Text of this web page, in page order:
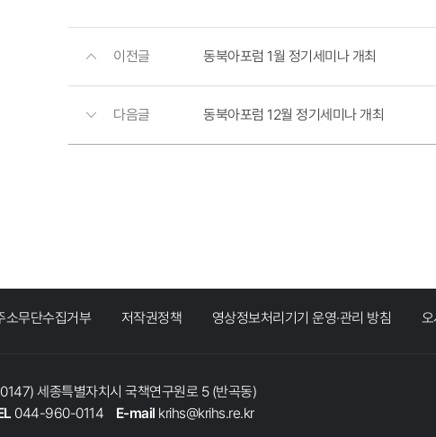
이전글 동북아포럼 1월 정기세미나 개최
다음글 동북아포럼 12월 정기세미나 개최
소무단수집거부 저작권정책 영상정보처리기기 운영·관리 방침
세종특별자치시 국책연구원로 5 (반곡동)
044-960-0114 E-mail krihs@krihs.re.kr